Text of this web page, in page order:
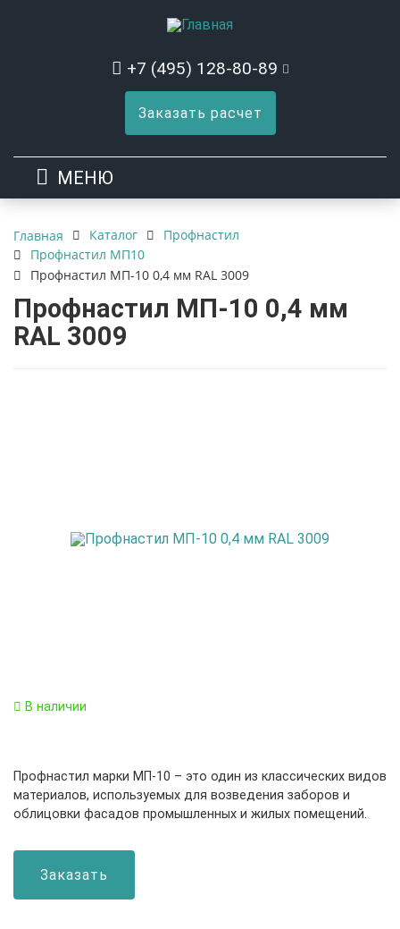
+7 (495) 128-80-89
Заказать расчет
МЕНЮ
Главная Каталог
Профнастил
Профнастил МП10
Профнастил МП-10 0,4 мм RAL 3009
Профнастил МП-10 0,4 мм
RAL 3009
В наличии
Профнастил марки МП-10 – это один из классических видов
материалов, используемых для возведения заборов и
облицовки фасадов промышленных и жилых помещений.
Заказать